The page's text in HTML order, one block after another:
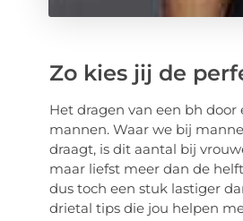
Zo kies jij de
Het dragen van een bh
mannen. Waar we bij
draagt, is dit aantal bij
maar liefst meer dan de
dus toch een stuk lastiger
drietal tips die jou helpen